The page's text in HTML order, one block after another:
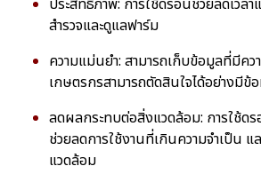
สำรวจและดูแลฟาร์ม
ความแม่นยำ: สามารถเก็บข้อมูลที่มีค
เกษตรกรสามารถตัดสินใจได้อย่างมีข้
ลดผลกระทบต่อสิ่งแวดล้อม: การใช้ด
ช่วยลดการใช้งานที่เกินความจำเป็น
แวดล้อม